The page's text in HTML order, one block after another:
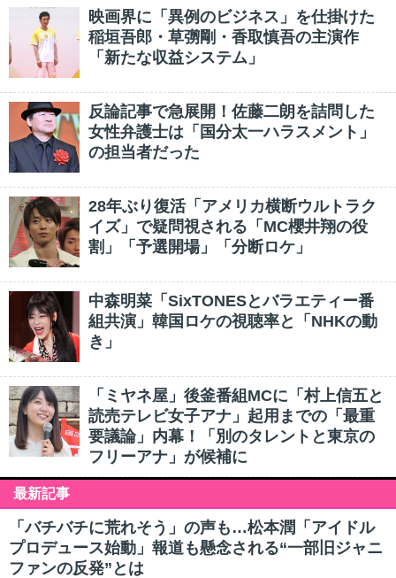
映画界に「異例のビジネス」を仕掛けた
稲垣吾郎・草彅剛・香取慎吾の主演作
「新たな収益システム」
反論記事で急展開！佐藤二朗を詰問した
女性弁護士は「国分太一ハラスメント」
の担当者だった
28年ぶり復活「アメリカ横断ウルトラク
イズ」で疑問視される「MC櫻井翔の役
割」「予選開場」「分断ロケ」
中森明菜「SixTONESとバラエティー番
組共演」韓国ロケの視聴率と「NHKの動
き」
「ミヤネ屋」後釜番組MCに「村上信五と
読売テレビ女子アナ」起用までの「最重
要議論」内幕！「別のタレントと東京の
フリーアナ」が候補に
最新記事
「バチバチに荒れそう」の声も…松本潤「アイドル
プロデュース始動」報道も懸念される“一部旧ジャニ
ファンの反発”とは